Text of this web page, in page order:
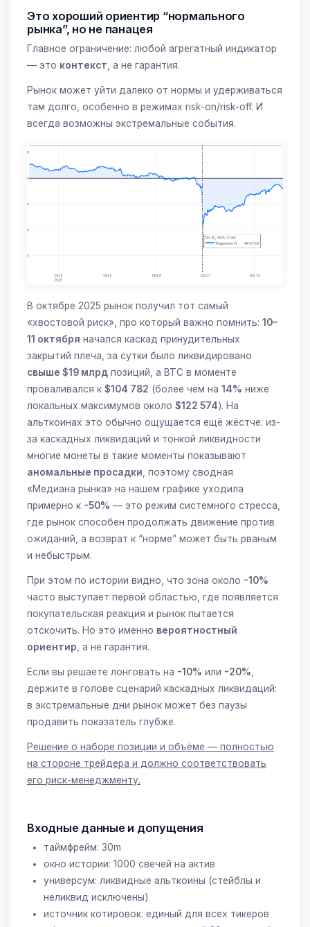
Это хороший ориентир “нормального
рынка”, но не панацея
Главное ограничение: любой агрегатный индикатор
— это контекст, а не гарантия.
Рынок может уйти далеко от нормы и удерживаться
там долго, особенно в режимах risk-on/risk-off. И
всегда возможны экстремальные события.
В октябре 2025 рынок получил тот самый
«хвостовой риск», про который важно помнить: 10–
11 октября начался каскад принудительных
закрытий плеча, за сутки было ликвидировано
свыше $19 млрд позиций, а BTC в моменте
проваливался к $104 782 (более чем на 14% ниже
локальных максимумов около $122 574). На
альткоинах это обычно ощущается ещё жёстче: из-
за каскадных ликвидаций и тонкой ликвидности
многие монеты в такие моменты показывают
аномальные просадки , поэтому сводная
«Медиана рынка» на нашем графике уходила
примерно к -50% — это режим системного стресса,
где рынок способен продолжать движение против
ожиданий, а возврат к “норме” может быть рваным
и небыстрым.
При этом по истории видно, что зона около -10%
часто выступает первой областью, где появляется
покупательская реакция и рынок пытается
отскочить. Но это именно вероятностный
ориентир , а не гарантия.
Если вы решаете лонговать на -10% или -20%
держите в голове сценарий каскадных ликвидаций:
в экстремальные дни рынок может без паузы
продавить показатель глубже.
Решение о наборе позиции и объёме — полностью
на стороне трейдера и должно соответствовать
его риск-менеджменту.
Входные данные и допущения
таймфрейм: 30m
окно истории: 1000 свечей на актив
универсум: ликвидные альткоины (стейблы и
неликвид исключены)
источник котировок: единый для всех тикеров